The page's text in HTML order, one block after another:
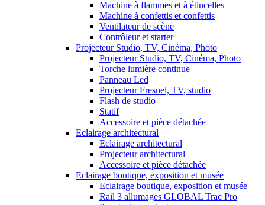
Machine à flammes et à étincelles
Machine à confettis et confettis
Ventilateur de scène
Contrôleur et starter
Projecteur Studio, TV, Cinéma, Photo
Projecteur Studio, TV, Cinéma, Photo
Torche lumière continue
Panneau Led
Projecteur Fresnel, TV, studio
Flash de studio
Statif
Accessoire et pièce détachée
Eclairage architectural
Eclairage architectural
Projecteur architectural
Accessoire et pièce détachée
Eclairage boutique, exposition et musée
Eclairage boutique, exposition et musée
Rail 3 allumages GLOBAL Trac Pro